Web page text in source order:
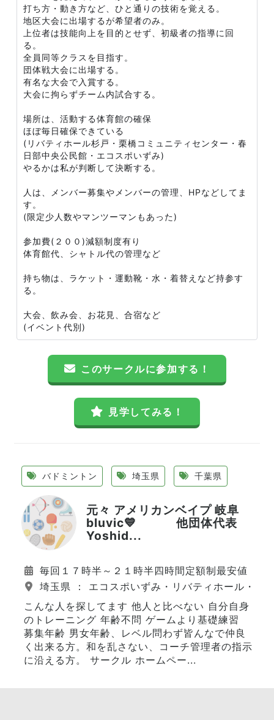
打ち方・動き方など、ひと通りの技術を覚える。
地区大会に出場するが希望者のみ。
上位者は技能向上を目的とせず、初級者の指導に回
る。
全員同等クラスを目指す。
団体戦大会に出場する。
有名な大会で入賞する。
大会に拘らずチーム内試合する。
場所は、活動する体育館の確保
ほぼ毎日確保できている
(リバティホール杉戸・栗橋コミュニティセンター・春
日部中央公民館・エコスポいずみ)
やるかは私が判断して決断する。
人は、メンバー募集やメンバーの管理、HPなどしてま
す。
(限定少人数やマンツーマンもあった)
参加費(２００)減額制度有り
体育館代、シャトル代の管理など
持ち物は、ラケット・運動靴・水・着替えなど持参す
る。
大会、飲み会、お花見、合宿など
(イベント代別)
このサークルに参加する！
見学してみる！
バドミントン 埼玉県 千葉県
元々 アメリカンベイプ 岐阜
bluvic💙 他団体代表
Yoshid...
毎回１７時半～２１時半四時間定額制最安値
埼玉県 ： エコスポいずみ・リバティホール・栗
こんな人を探してます 他人と比べない 自分自身
のトレーニング 年齢不問 ゲームより基礎練習
募集年齢 男女年齢、レベル問わず皆んなで仲良
く出来る方。和を乱さない、コーチ管理者の指示
に沿える方。 サークル ホームペー...